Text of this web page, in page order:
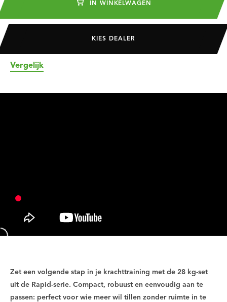
IN WINKELWAGEN
KIES DEALER
Vergelijk
Zet een volgende stap in je krachttraining met de 28 kg-set
uit de Rapid-serie. Compact, robuust en eenvoudig aan te
passen: perfect voor wie meer wil tillen zonder ruimte in te